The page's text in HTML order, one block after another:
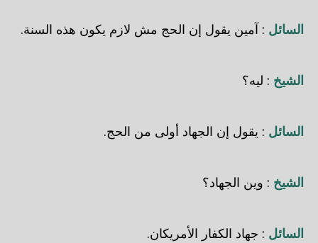
السائل : آمين يقول إن الحج مش لازم يكون هذه السنة.
الشيخ : ليه؟
السائل : يقول إن الجهاد أولى من الحج.
الشيخ : وين الجهاد؟
السائل : جهاد الكفار الأمريكان.